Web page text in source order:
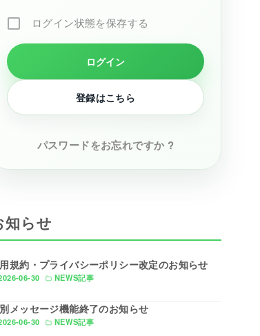
ログイン状態を保存する
登録はこちら
パスワードをお忘れですか ?
知らせ
06-30 NEWS記事
規約・プライバシーポリシー改定のお知らせ
06-30 NEWS記事
メッセージ機能終了のお知らせ